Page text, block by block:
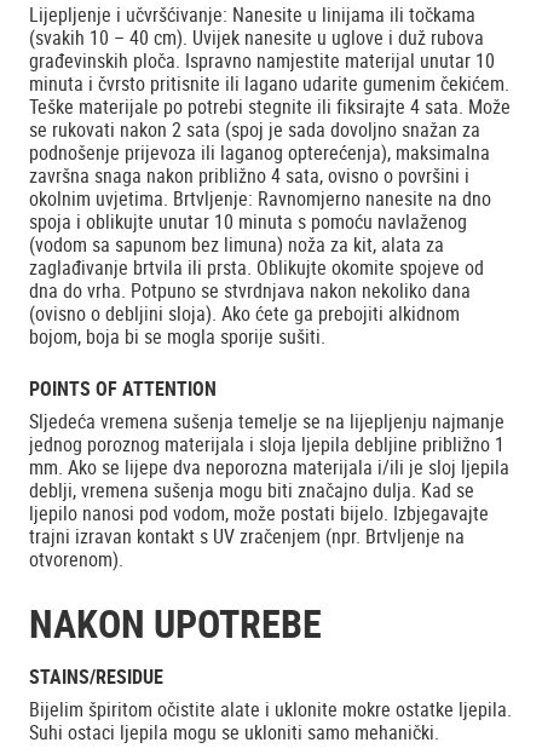
Lijepljenje i učvršćivanje: Nanesite u linijama ili točkama
(svakih 10 – 40 cm). Uvijek nanesite u uglove i duž rubova
građevinskih ploča. Ispravno namjestite materijal unutar 10
minuta i čvrsto pritisnite ili lagano udarite gumenim čekićem.
Teške materijale po potrebi stegnite ili fiksirajte 4 sata. Može
se rukovati nakon 2 sata (spoj je sada dovoljno snažan za
podnošenje prijevoza ili laganog opterećenja), maksimalna
završna snaga nakon približno 4 sata, ovisno o površini i
okolnim uvjetima. Brtvljenje: Ravnomjerno nanesite na dno
spoja i oblikujte unutar 10 minuta s pomoću navlaženog
(vodom sa sapunom bez limuna) noža za kit, alata za
zaglađivanje brtvila ili prsta. Oblikujte okomite spojeve od
dna do vrha. Potpuno se stvrdnjava nakon nekoliko dana
(ovisno o debljini sloja). Ako ćete ga prebojiti alkidnom
bojom, boja bi se mogla sporije sušiti.
POINTS OF ATTENTION
Sljedeća vremena sušenja temelje se na lijepljenju najmanje
jednog poroznog materijala i sloja ljepila debljine približno 1
mm. Ako se lijepe dva neporozna materijala i/ili je sloj ljepila
deblji, vremena sušenja mogu biti značajno dulja. Kad se
ljepilo nanosi pod vodom, može postati bijelo. Izbjegavajte
trajni izravan kontakt s UV zračenjem (npr. Brtvljenje na
otvorenom).
NAKON UPOTREBE
STAINS/RESIDUE
Bijelim špiritom očistite alate i uklonite mokre ostatke ljepila.
Suhi ostaci ljepila mogu se ukloniti samo mehanički.